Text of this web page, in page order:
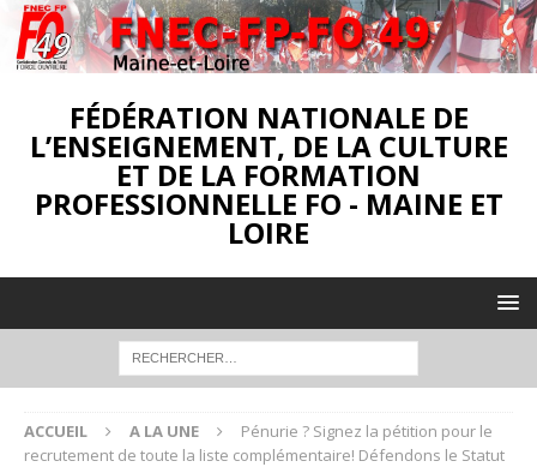
FÉDÉRATION NATIONALE DE
L’ENSEIGNEMENT, DE LA CULTURE
ET DE LA FORMATION
PROFESSIONNELLE FO - MAINE ET
LOIRE
ACCUEIL A LA UNE
Pénurie ? Signez la pétition pour le
recrutement de toute la liste complémentaire! Défendons le Statut